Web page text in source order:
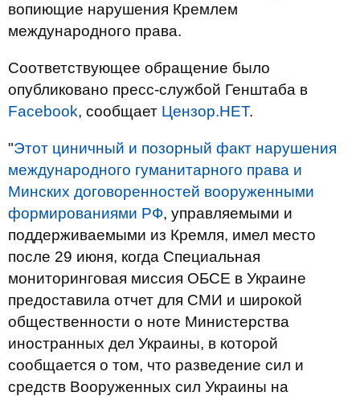
вопиющие нарушения Кремлем
международного права.
Соответствующее обращение было
опубликовано пресс-службой Генштаба в
Facebook, сообщает Цензор.НЕТ.
"Этот циничный и позорный факт нарушения
международного гуманитарного права и
Минских договоренностей вооруженными
формированиями РФ, управляемыми и
поддерживаемыми из Кремля, имел место
после 29 июня, когда Специальная
мониторинговая миссия ОБСЕ в Украине
предоставила отчет для СМИ и широкой
общественности о ноте Министерства
иностранных дел Украины, в которой
сообщается о том, что разведение сил и
средств Вооруженных сил Украины на